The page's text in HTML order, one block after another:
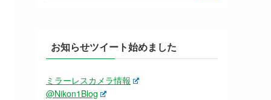
お知らせツイート始めました
ミラーレスカメラ情報
@Nikon1Blog